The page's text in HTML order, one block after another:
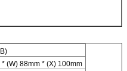
(W) 88mm * (Χ) 100mm